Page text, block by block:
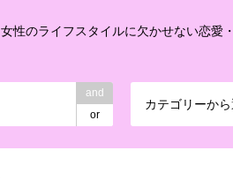
女性のライフスタイルに欠かせない恋愛
and
or
カテゴリーか